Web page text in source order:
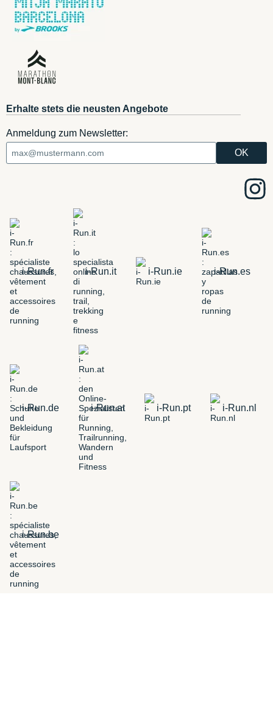
Erhalte stets die neusten Angebote
Anmeldung zum Newsletter:
i-Run.fr i-Run.it i-Run.ie i-Run.es
i-Run.de i-Run.at i-Run.pt i-Run.nl
i-Run.be